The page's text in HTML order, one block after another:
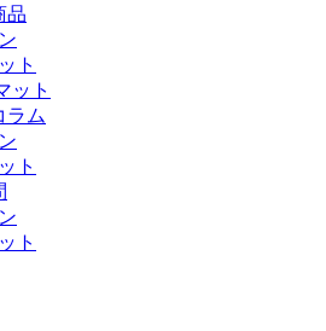
品
ト
ット
ラム
ト
ト